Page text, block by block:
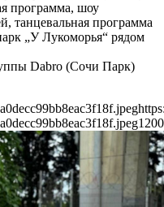
программа, шоу
танцевальная программа
„У Лукоморья“ рядом
Dabro (Сочи Парк)
1200